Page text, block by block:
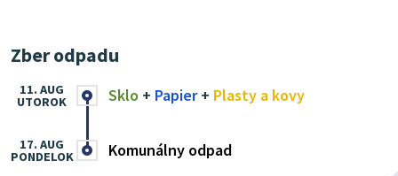
Zber odpadu
Sklo + Papier+ Plasty a kovy
11. AUG
UTOROK
Komunálny odpad
17. AUG
PONDELOK